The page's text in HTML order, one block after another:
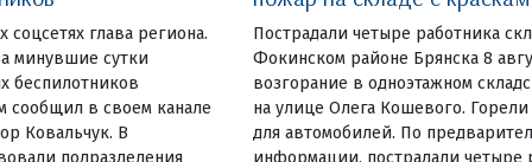
соцсетях глава региона.
минувшие сутки
беспилотников
сообщил в своем канале
Ковальчук. В
подразделения
Пострадали четыре работника
Фокинском районе Брянска 8
возгорание в одноэтажном
на улице Олега Кошевого.
для автомобилей. По
информации, пострадали четыре